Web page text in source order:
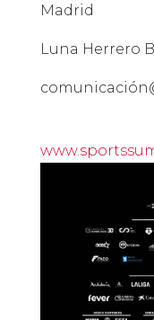
Madrid
Luna Herrero